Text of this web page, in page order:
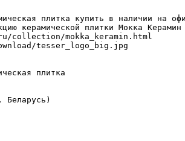
плитка купить в наличии на
керамической плитки Мокка
mokka_keramin.html
tesser_logo_big.jpg
плитка
Беларусь)